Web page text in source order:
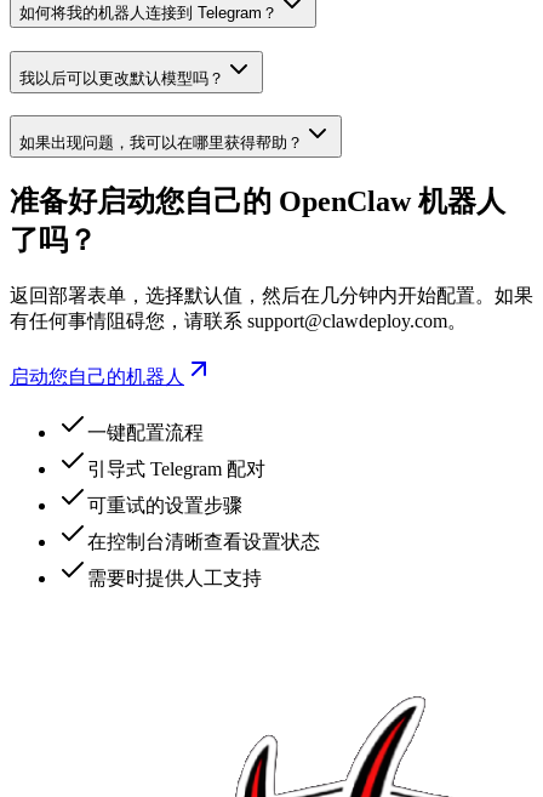
如何将我的机器人连接到 Telegram？
我以后可以更改默认模型吗？
如果出现问题，我可以在哪里获得帮助？
准备好启动您自己的 OpenClaw 机器人
了吗？
返回部署表单，选择默认值，然后在几分钟内开始配置。如果
有任何事情阻碍您，请联系 support@clawdeploy.com。
启动您自己的机器人
一键配置流程
引导式 Telegram 配对
可重试的设置步骤
在控制台清晰查看设置状态
需要时提供人工支持